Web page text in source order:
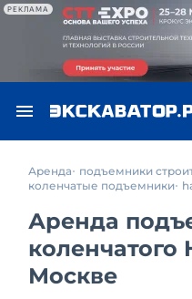
РЕКЛАМА
Аренда
подъемники
коленчатые подъемники
Аренда
коленчатого
Москве